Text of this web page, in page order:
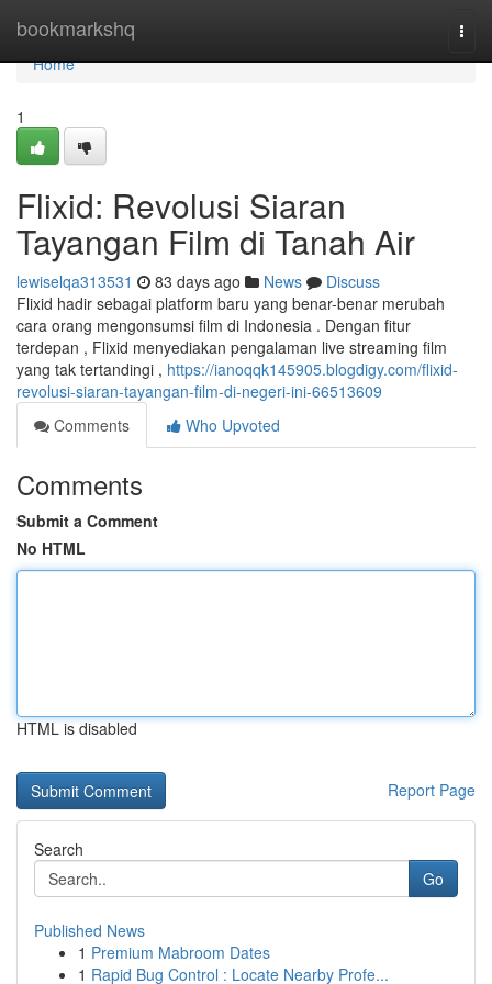
bookmarkshq
Home
Home
1
Flixid: Revolusi Siaran
Tayangan Film di Tanah Air
lewiselqa313531 83 days ago News
Discuss
Flixid hadir sebagai platform baru yang benar-benar merubah
cara orang mengonsumsi film di Indonesia . Dengan fitur
terdepan , Flixid menyediakan pengalaman live streaming film
yang tak tertandingi , https://ianoqqk145905.blogdigy.com/flixid-
revolusi-siaran-tayangan-film-di-negeri-ini-66513609
Comments
Who Upvoted
Comments
Submit a Comment
No HTML
HTML is disabled
Report Page
Search
Go
Published News
1 Premium Mabroom Dates
1 Rapid Bug Control : Locate Nearby Profe...